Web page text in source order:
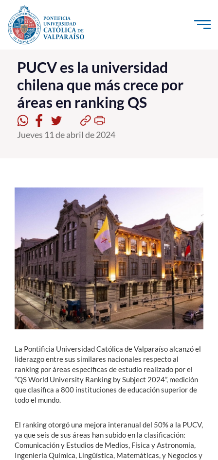
Click acá para ir directamente al contenido
La Universidad
Investigación, Creación e Innovación
PUCV Internacional
Vinculación con el Medio
Formación Continua
Estudiantes
Académicos
Funcionarios
Alumni
PUCV es la universidad
chilena que más crece por
áreas en ranking QS
Jueves 11 de abril de 2024
La Pontificia Universidad Católica de Valparaíso alcanzó el
liderazgo entre sus similares nacionales respecto al
ranking por áreas específicas de estudio realizado por el
“QS World University Ranking by Subject 2024”, medición
que clasifica a 800 instituciones de educación superior de
todo el mundo.
El ranking otorgó una mejora interanual del 50% a la PUCV,
ya que seis de sus áreas han subido en la clasificación:
Comunicación y Estudios de Medios, Física y Astronomía,
Ingeniería Química, Lingüística, Matemáticas, y Negocios y